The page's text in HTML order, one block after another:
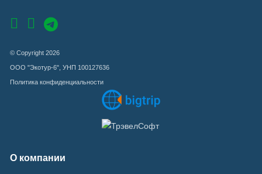
© Copyright 2026
ООО "Экотур-6", УНП 100127636
Политика конфиденциальности
О компании